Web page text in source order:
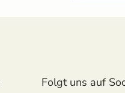
Folgt uns auf